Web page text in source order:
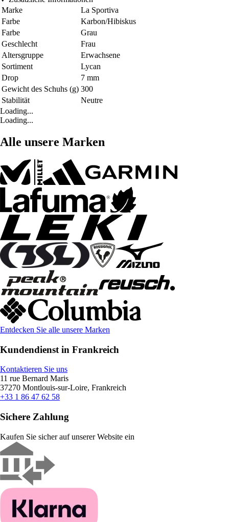
Marke
La Sportiva
Farbe
Karbon/Hibiskus
Farbe
Grau
Geschlecht
Frau
Altersgruppe
Erwachsene
Sortiment
Lycan
Drop
7 mm
Gewicht des Schuhs (g) 300
Stabilität
Neutre
Loading...
Loading...
Alle unsere Marken
Entdecken Sie alle unsere Marken
Kundendienst in Frankreich
Kontaktieren Sie uns
11 rue Bernard Maris
37270 Montlouis-sur-Loire, Frankreich
+33 1 86 47 62 58
Sichere Zahlung
Kaufen Sie sicher auf unserer Website ein